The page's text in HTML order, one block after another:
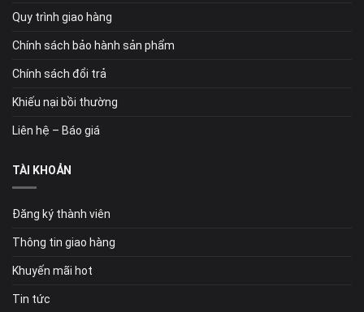
Quy trình giao hàng
Chính sách bảo hành sản phẩm
Chính sách đổi trả
Khiếu nại bồi thường
Liên hệ – Báo giá
TÀI KHOẢN
Đăng ký thành viên
Thông tin giao hàng
Khuyến mãi hot
Tin tức